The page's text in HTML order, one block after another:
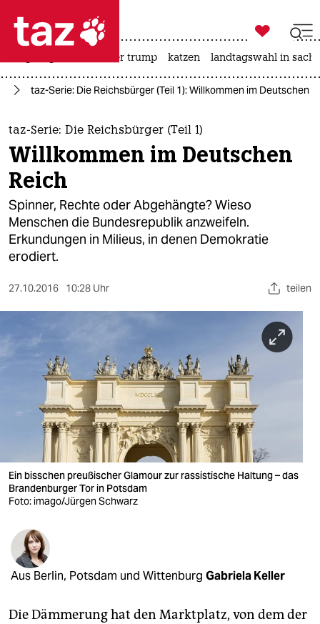
 taz zahl ich
taz zahl ich
themen
politik
öko
gesellschaft
kultur
sport
nord
wahrheit
verlag
veranstaltungen
shop
fragen & hilfe
unterstützen
genossenschaft

taz zahl ich
usa unter trump katzen landtagswahl in
taz-Serie: Die Reichsbürger (Teil 1): Willkommen im Deutschen
taz-Serie: Die Reichsbürger (Teil 1)
Willkommen im Deutschen
Reich
Spinner, Rechte oder Abgehängte? Wieso
Menschen die Bundesrepublik anzweifeln.
Erkundungen in Milieus, in denen Demokratie
erodiert.
27.10.2016 10:28 Uhr teilen
Ein bisschen preußischer Glamour zur rassistische Haltung – das
Brandenburger Tor in Potsdam
Foto: imago/Jürgen Schwarz
Aus Berlin, Potsdam und Wittenburg Gabriela Keller
Die Dämmerung hat den Marktplatz, von dem der